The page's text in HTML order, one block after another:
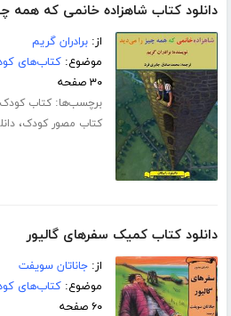
دانلود کتاب شاهزاده خانمی که همه
از:برادران گریم
موضوع:کتاب‌های
۳۰ صفحه
برچسب‌ها:کتاب کودک
کتاب مصور کودک،
دانلود کتاب کمیک سفرهای گالیور
از:جاناتان سویفت
موضوع:کتاب‌های
۶۰ صفحه